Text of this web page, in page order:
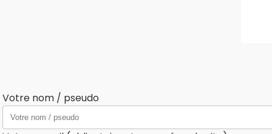
Votre nom / pseudo